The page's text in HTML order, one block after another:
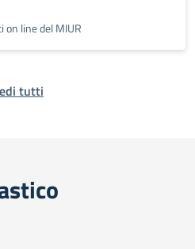
on line del MIUR
tutti